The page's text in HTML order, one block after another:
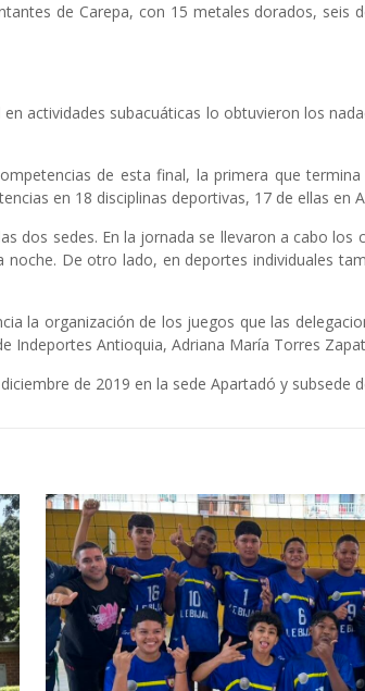
de Carepa, con 15 metales dorados,
actividades subacuáticas lo obtuvieron los
de esta final, la primera que
en 18 disciplinas deportivas, 17 de ellas
dos sedes. En la jornada se llevaron a cabo
De otro lado, en deportes individuales
la organización de los juegos que las
Indeportes Antioquia, Adriana María Torres
de 2019 en la sede Apartadó y